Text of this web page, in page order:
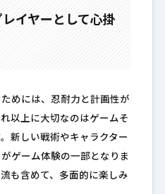
イヤーとして心掛
めには、忍耐力と計画性が
以上に大切なのはゲームそ
新しい戦術やキャラクター
ゲーム体験の一部となりま
も含めて、多面的に楽しみ